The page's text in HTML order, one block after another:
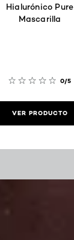
Hialurónico Pure
Mascarilla
0/5
VER PRODUCTO